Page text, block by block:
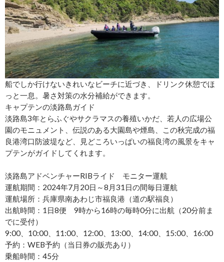
船でしか行けないきれいなビーチに近づき、ドリンク休憩でほ
っと一息。暑さ対策の水分補給ができます。
キャプテンの淡路島ガイド
淡路島3年とらふぐやサクラマスの養殖いかだ、若人の広場公
園のモニュメント、伝説のある大園島や煙島、この秋完成の福
良港湾口防波堤など、見どころいっぱいの福良湾の風景をキャ
プテンがガイドしてくれます。
淡路島アドベンチャーRIBライド モニター運航
運航期間：2024年7月20日～8月31日の間毎日運航
運航場所：兵庫県南あわじ市福良港（道の駅福良）
出航時間：1日8便 9時から16時の毎時0分に出航（20分前ま
でに受付）
9:00、10:00、11:00、12:00、13:00、14:00、15:00、16:00
予約：WEB予約（当日券の販売あり）
乗船時間：45分